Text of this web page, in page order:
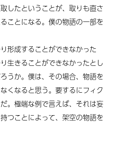
したということが、取りも直さ
ことになる。僕の物語の一部を
形成することができなかった
生きることができなかったとし
うか。僕は、その場合、物語を
くなると思う。要するにフィク
。極端な例で言えば、それは妄
つことによって、架空の物語を